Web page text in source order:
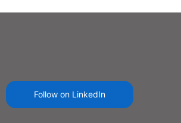
Follow on LinkedIn